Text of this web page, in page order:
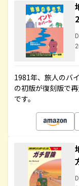
1981年、旅人のバ
の初版が復刻版で
です。